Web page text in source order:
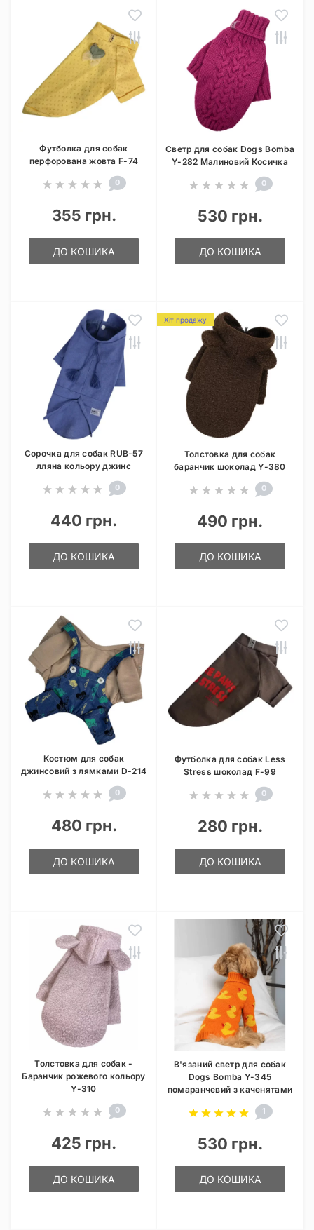
Футболка для собак
перфорована жовта F-74
0
355 грн.
ДО КОШИКА
Светр для собак Dogs Bomba
Y-282 Малиновий Косичка
0
530 грн.
ДО КОШИКА
Сорочка для собак RUB-57
лляна кольору джинс
0
440 грн.
ДО КОШИКА
Хіт продажу
Толстовка для собак
баранчик шоколад Y-380
0
490 грн.
ДО КОШИКА
Костюм для собак
джинсовий з лямками D-214
0
480 грн.
ДО КОШИКА
Футболка для собак Less
Stress шоколад F-99
0
280 грн.
ДО КОШИКА
Толстовка для собак -
Баранчик рожевого кольору
Y-310
0
425 грн.
ДО КОШИКА
В'язаний светр для собак
Dogs Bomba Y-345
помаранчевий з каченятами
1
530 грн.
ДО КОШИКА